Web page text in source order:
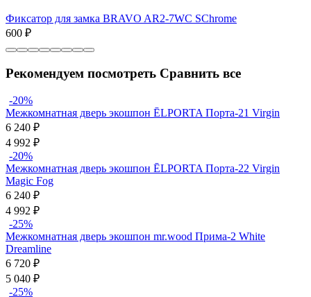
Фиксатор для замка BRAVO AR2-7WC SChrome
600 ₽
Рекомендуем посмотреть Сравнить все
-20%
Межкомнатная дверь экошпон ĒLPORTA Порта-21 Virgin
6 240 ₽
4 992 ₽
-20%
Межкомнатная дверь экошпон ĒLPORTA Порта-22 Virgin
Magic Fog
6 240 ₽
4 992 ₽
-25%
Межкомнатная дверь экошпон mr.wood Прима-2 White
Dreamline
6 720 ₽
5 040 ₽
-25%